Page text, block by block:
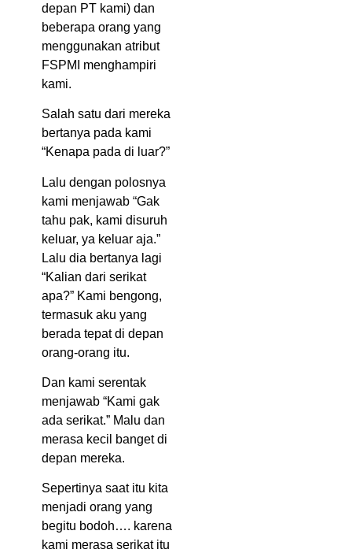
depan PT kami) dan
beberapa orang yang
menggunakan atribut
FSPMI menghampiri
kami.
Salah satu dari mereka
bertanya pada kami
“Kenapa pada di luar?”
Lalu dengan polosnya
kami menjawab “Gak
tahu pak, kami disuruh
keluar, ya keluar aja.”
Lalu dia bertanya lagi
“Kalian dari serikat
apa?” Kami bengong,
termasuk aku yang
berada tepat di depan
orang-orang itu.
Dan kami serentak
menjawab “Kami gak
ada serikat.” Malu dan
merasa kecil banget di
depan mereka.
Sepertinya saat itu kita
menjadi orang yang
begitu bodoh…. karena
kami merasa serikat itu